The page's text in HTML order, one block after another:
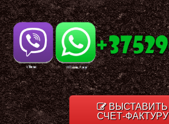
ВЫСТАВИТЬ
СЧЕТ-ФАКТУРУ